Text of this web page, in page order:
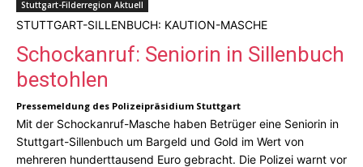
Stuttgart-Filderregion Aktuell
STUTTGART-SILLENBUCH: KAUTION-MASCHE
Schockanruf: Seniorin in Sillenbuch
bestohlen
Pressemeldung des Polizeipräsidium Stuttgart
Mit der Schockanruf-Masche haben Betrüger eine Seniorin in
Stuttgart-Sillenbuch um Bargeld und Gold im Wert von
mehreren hunderttausend Euro gebracht. Die Polizei warnt vor